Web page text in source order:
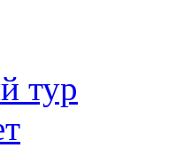
тур